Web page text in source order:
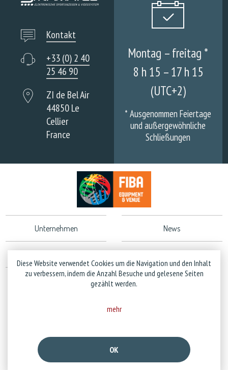
Kontakt
+33 (0) 2 40
25 46 90
ZI de Bel Air
44850 Le
Cellier
France
Montag – freitag *
8 h 15 – 17 h 15
(UTC+2)
*Ausgenommen Feiertage
und außergewöhnliche
Schließungen
Unternehmen News
Datenschutzrichtlinie
Diese Website verwendet Cookies um die Navigation und den Inhalt
zu verbessern, indem die Anzahl Besuche und gelesene Seiten
gezählt werden.
mehr
OK